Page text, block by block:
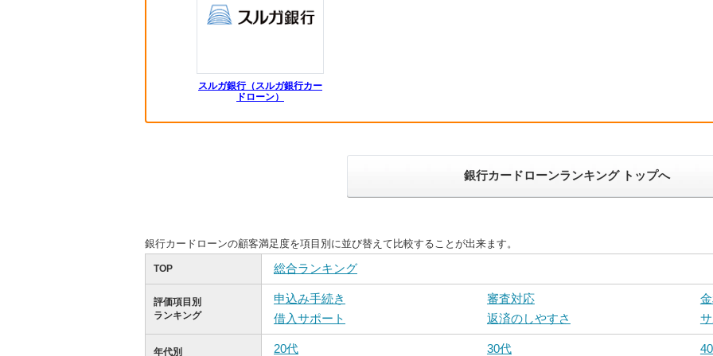
スルガ銀行（スルガ銀行カー
ドローン）
銀行カードローンランキング トップへ
銀行カードローンの顧客満足度を項目別に並び替えて比較することが出来ます。
TOP 総合ランキング
評価項目別
ランキング
申込み手続き 審査対応
金
借入サポート
返済のしやすさ
年代別 20代 30代